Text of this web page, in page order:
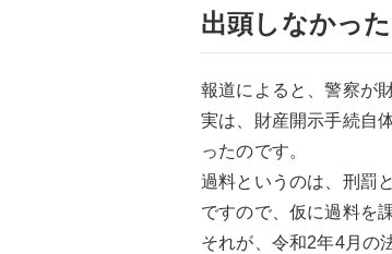
出頭しなかっ
報道によると、警察が
実は、財産開示手続自
ったのです。
過料というのは、刑罰
ですので、仮に過料を
それが、令和2年4月の